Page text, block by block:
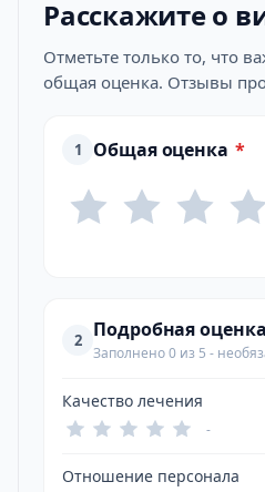
Расскажите о
Отметьте только то, что
общая оценка. Отзывы
1 Общая оценка *
2 Подробная оценка
Заполнено 0 из 5 -
Качество лечения
-
Отношение персонала